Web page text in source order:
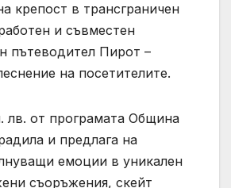
крепост в трансграничен
и съвместен
пътеводител Пирот –
на посетителите.
лв. от програмата Община
и предлага на
емоции в уникален
съоръжения, скейт